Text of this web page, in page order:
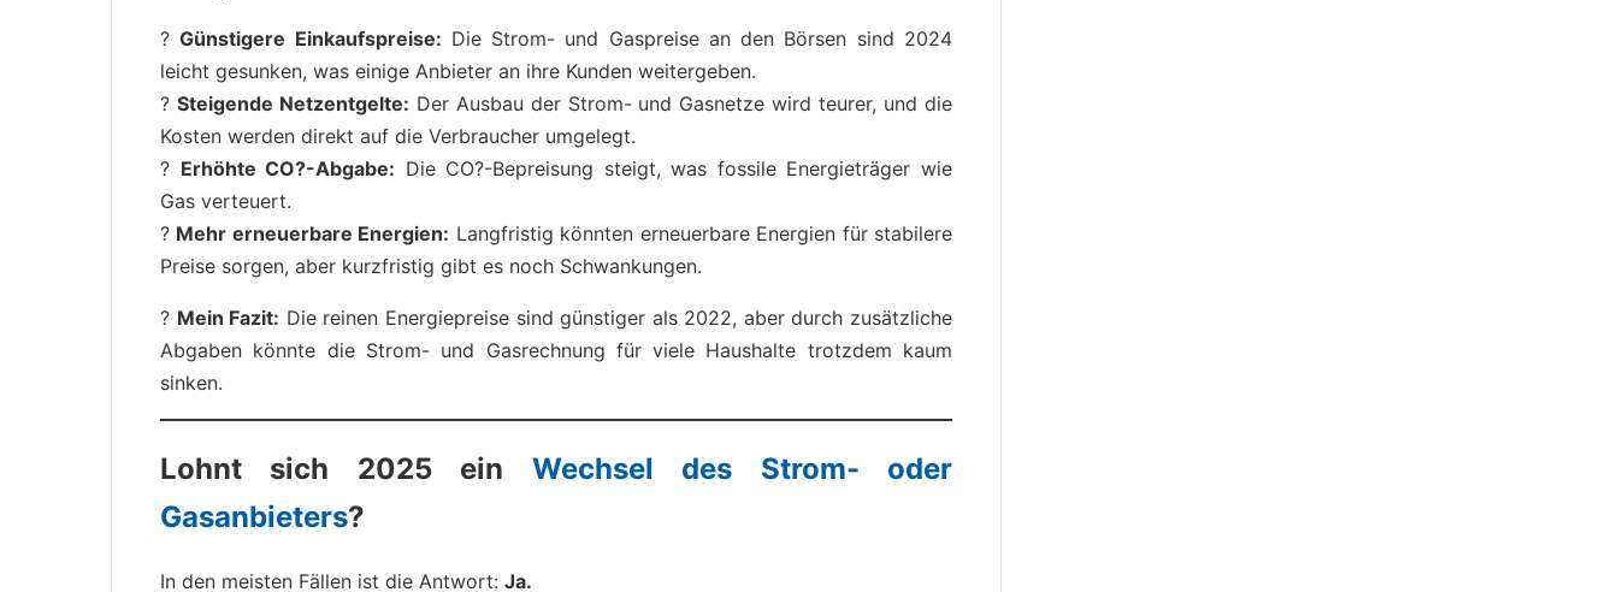
?Günstigere Einkaufspreise: Die Strom- und Gaspreise an den Börsen sind 2024
leicht gesunken, was einige Anbieter an ihre Kunden weitergeben.
? Steigende Netzentgelte: Der Ausbau der Strom- und Gasnetze wird teurer, und die
Kosten werden direkt auf die Verbraucher umgelegt.
? Erhöhte CO?-Abgabe: Die CO?-Bepreisung steigt, was fossile Energieträger wie
Gas verteuert.
? Mehr erneuerbare Energien: Langfristig könnten erneuerbare Energien für stabilere
Preise sorgen, aber kurzfristig gibt es noch Schwankungen.
? Mein Fazit: Die reinen Energiepreise sind günstiger als 2022, aber durch zusätzliche
Abgaben könnte die Strom- und Gasrechnung für viele Haushalte trotzdem kaum
sinken.
Lohnt sich 2025 ein Wechsel des Strom- oder
Gasanbieters?
In den meisten Fällen ist die Antwort: Ja.